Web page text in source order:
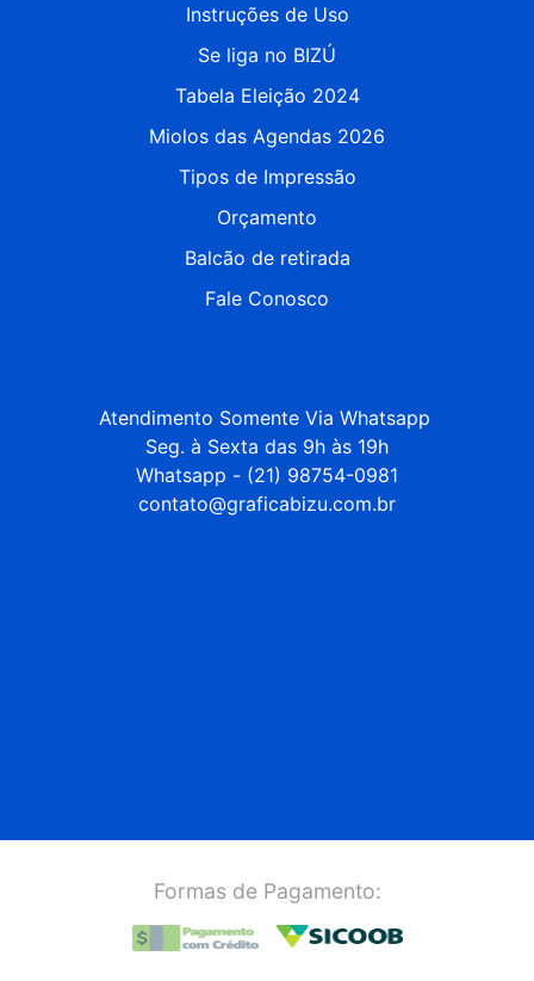
Instruções de Uso
Se liga no BIZÚ
Tabela Eleição 2024
Miolos das Agendas 2026
Tipos de Impressão
Orçamento
Balcão de retirada
Fale Conosco
Atendimento Somente Via Whatsapp
Seg. à Sexta das 9h às 19h
Whatsapp - (21) 98754-0981
contato@graficabizu.com.br
Formas de Pagamento: